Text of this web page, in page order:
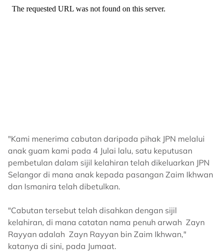
"Kami menerima cabutan daripada pihak JPN melalui
anak guam kami pada 4 Julai lalu, satu keputusan
pembetulan dalam sijil kelahiran telah dikeluarkan JPN
Selangor di mana anak kepada pasangan Zaim Ikhwan
dan Ismanira telah dibetulkan.
"Cabutan tersebut telah disahkan dengan sijil
kelahiran, di mana catatan nama penuh arwah Zayn
Rayyan adalah Zayn Rayyan bin Zaim Ikhwan,"
katanya di sini, pada Jumaat.